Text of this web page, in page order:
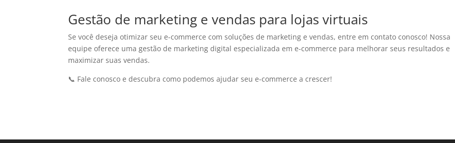
Gestão de marketing e vendas para lojas virtuais
Se você deseja otimizar seu e-commerce com soluções de marketing e vendas, entre em contato conosco! Nossa
equipe oferece uma gestão de marketing digital especializada em e-commerce para melhorar seus resultados e
maximizar suas vendas.
📞 Fale conosco e descubra como podemos ajudar seu e-commerce a crescer!